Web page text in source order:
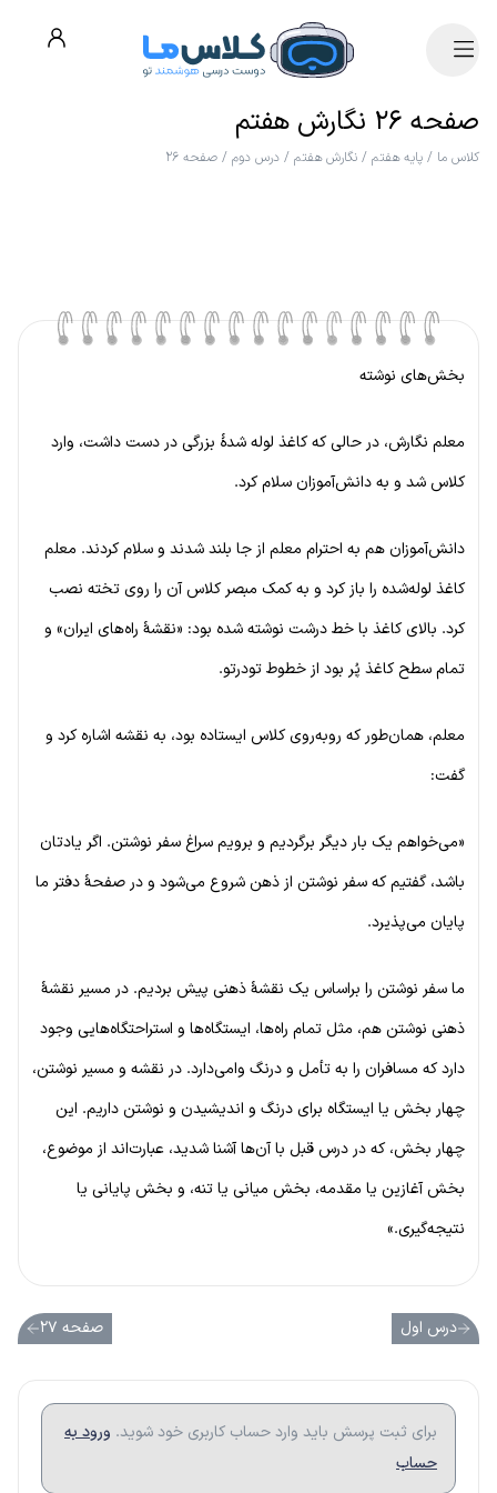
صفحه ۲۶ نگارش هفتم
کلاس ما / پایه هفتم / نگارش هفتم / درس دوم / صفحه ۲۶
بخش‌های نوشته
معلم نگارش، در حالی که کاغذ لوله شدهٔ بزرگی در دست داشت، وارد
کلاس شد و به دانش‌آموزان سلام کرد.
دانش‌آموزان هم به احترام معلم از جا بلند شدند و سلام کردند. معلم
کاغذ لوله‌شده را باز کرد و به کمک مبصر کلاس آن را روی تخته نصب
کرد. بالای کاغذ با خط درشت نوشته شده بود: «نقشهٔ راه‌های ایران» و
تمام سطح کاغذ پُر بود از خطوط تودرتو.
معلم، همان‌طور که روبه‌روی کلاس ایستاده بود، به نقشه اشاره کرد و
گفت:
«می‌خواهم یک بار دیگر برگردیم و برویم سراغ سفر نوشتن. اگر یادتان
باشد، گفتیم که سفر نوشتن از ذهن شروع می‌شود و در صفحهٔ دفتر ما
پایان می‌پذیرد.
ما سفر نوشتن را براساس یک نقشهٔ ذهنی پیش بردیم. در مسیر نقشهٔ
ذهنی نوشتن هم، مثل تمام راه‌ها، ایستگاه‌ها و استراحتگاه‌هایی وجود
دارد که مسافران را به تأمل و درنگ وامی‌دارد. در نقشه و مسیر نوشتن،
چهار بخش یا ایستگاه برای درنگ و اندیشیدن و نوشتن داریم. این
چهار بخش، که در درس قبل با آن‌ها آشنا شدید، عبارت‌اند از موضوع،
بخش آغازین یا مقدمه، بخش میانی یا تنه، و بخش پایانی یا
نتیجه‌گیری.»
درس اول صفحه ۲۷
برای ثبت پرسش باید وارد حساب کاربری خود شوید. ورود به
حساب